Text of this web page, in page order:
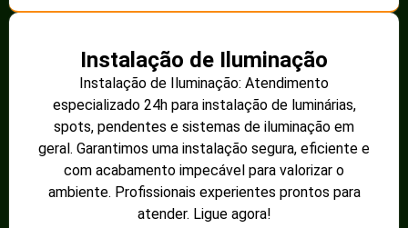
Instalação de Iluminação
Instalação de Iluminação: Atendimento
especializado 24h para instalação de luminárias,
spots, pendentes e sistemas de iluminação em
geral. Garantimos uma instalação segura, eficiente e
com acabamento impecável para valorizar o
ambiente. Profissionais experientes prontos para
atender. Ligue agora!